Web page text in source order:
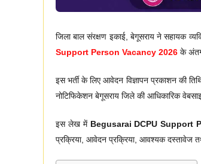
जिला बाल संरक्षण इकाई, बेगूसराय ने सहायक
Support Person Vacancy 2026 के
इस भर्ती के लिए आवेदन विज्ञापन प्रकाशन की
नोटिफिकेशन बेगूसराय जिले की आधिकारिक
इस लेख में Begusarai DCPU Support
प्रक्रिया, आवेदन प्रक्रिया, आवश्यक दस्तावेज